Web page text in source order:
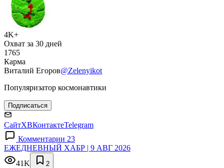
4K+
Охват за 30 дней
1765
Карма
Виталий Егоров@Zelenyikot
Популяризатор космонавтики
Подписаться
СайтXВКонтактеTelegram
Комментарии 23
ЕЖЕДНЕВНЫЙ ХАБР | 9 АВГ 2026
41K
2